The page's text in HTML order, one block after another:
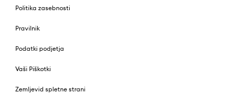
Politika zasebnosti
Pravilnik
Podatki podjetja
Vaši Piškotki
Zemljevid spletne strani